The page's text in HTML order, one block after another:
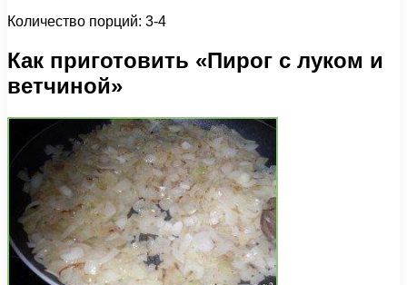
Количество порций: 3-4
Как приготовить «Пирог с луком и
ветчиной»